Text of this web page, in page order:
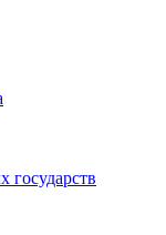
государств